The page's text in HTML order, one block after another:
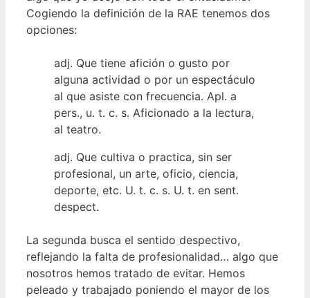
Cogiendo la definición de la RAE tenemos dos
opciones:
adj. Que tiene afición o gusto por
alguna actividad o por un espectáculo
al que asiste con frecuencia. Apl. a
pers., u. t. c. s. Aficionado a la lectura,
al teatro.
adj. Que cultiva o practica, sin ser
profesional, un arte, oficio, ciencia,
deporte, etc. U. t. c. s. U. t. en sent.
despect.
La segunda busca el sentido despectivo,
reflejando la falta de profesionalidad… algo que
nosotros hemos tratado de evitar. Hemos
peleado y trabajado poniendo el mayor de los